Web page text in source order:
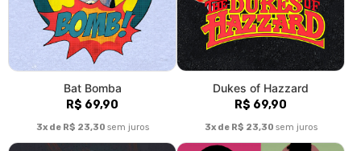
Bat Bomba
R$ 69,90
3x de R$ 23,30 sem juros
Dukes of Hazzard
R$ 69,90
3x de R$ 23,30 sem juros